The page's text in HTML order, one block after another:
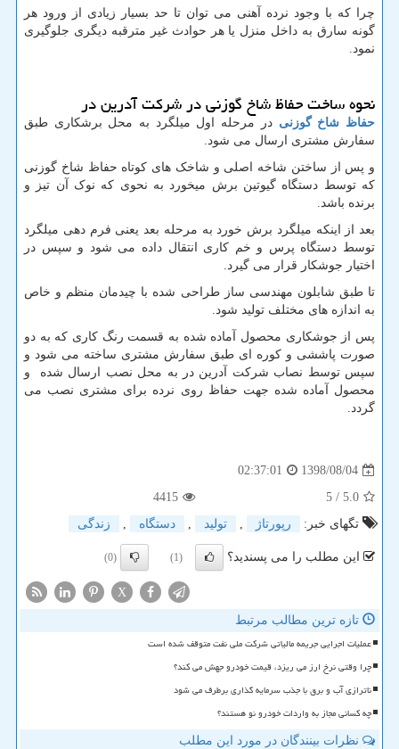
چرا که با وجود نرده آهنی می توان تا حد بسیار زیادی از ورود هر
گونه سارق به داخل منزل یا هر حوادث غیر مترقبه دیگری جلوگیری
نمود.
نحوه ساخت حفاظ شاخ گوزنی در شرکت آدرین در
حفاظ شاخ گوزنی در مرحله اول میلگرد به محل برشکاری طبق
سفارش مشتری ارسال می شود.
و پس از ساختن شاخه اصلی و شاخک های کوتاه حفاظ شاخ گوزنی
که توسط دستگاه گیوتین برش میخورد به نحوی که نوک آن تیز و
برنده باشد.
بعد از اینکه میلگرد برش خورد به مرحله بعد یعنی فرم دهی میلگرد
توسط دستگاه پرس و خم کاری انتقال داده می شود و سپس در
اختیار جوشکار قرار می گیرد.
تا طبق شابلون مهندسی ساز طراحی شده با چیدمان منظم و خاص
به اندازه های مختلف تولید شود.
پس از جوشکاری محصول آماده شده به قسمت رنگ کاری که به دو
صورت پاششی و کوره ای طبق سفارش مشتری ساخته می شود و
سپس توسط نصاب شرکت آدرین در به محل نصب ارسال شده و
محصول آماده شده جهت حفاظ روی نرده برای مشتری نصب می
گردد.
1398/08/04
02:37:01
5.0
/ 5
4415
تگهای خبر:
رپورتاژ , تولید , دستگاه , زندگی
این مطلب را می پسندید؟ (1)
(0)
X
تازه ترین مطالب مرتبط
عملیات اجرایی جریمه مالیاتی شرکت ملی نفت متوقف شده است
چرا وقتی نرخ ارز می ریزد، قیمت خودرو جهش می کند؟
ناترازی آب و برق با جذب سرمایه گذاری برطرف می شود
چه کسانی مجاز به واردات خودرو نو هستند؟
نظرات بینندگان در مورد این مطلب